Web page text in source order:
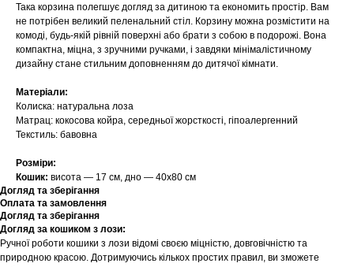
Така корзина полегшує догляд за дитиною та економить простір. Вам
не потрібен великий пеленальний стіл. Корзину можна розмістити на
комоді, будь-якій рівній поверхні або брати з собою в подорожі. Вона
компактна, міцна, з зручними ручками, і завдяки мінімалістичному
дизайну стане стильним доповненням до дитячої кімнати.
Матеріали:
Колиска: натуральна лоза
Матрац: кокосова койра, середньої жорсткості, гіпоалергенний
Текстиль: бавовна
Розміри:
Кошик: висота — 17 см, дно — 40х80 см
Догляд та зберігання
Оплата та замовлення
Догляд та зберігання
Догляд за кошиком з лози:
Ручної роботи кошики з лози відомі своєю міцністю, довговічністю та
природною красою. Дотримуючись кількох простих правил, ви зможете